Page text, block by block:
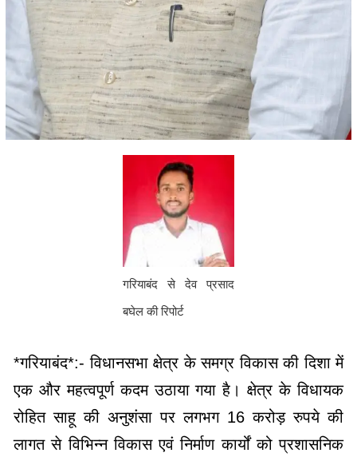
गरियाबंद से देव प्रसाद
बघेल की रिपोर्ट
*गरियाबंद*:- विधानसभा क्षेत्र के समग्र विकास की दिशा में
एक और महत्वपूर्ण कदम उठाया गया है। क्षेत्र के विधायक
रोहित साहू की अनुशंसा पर लगभग 16 करोड़ रुपये की
लागत से विभिन्न विकास एवं निर्माण कार्यों को प्रशासनिक